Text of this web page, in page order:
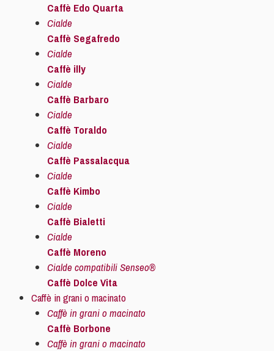
Caffè Edo Quarta
Cialde
Caffè Segafredo
Cialde
Caffè illy
Cialde
Caffè Barbaro
Cialde
Caffè Toraldo
Cialde
Caffè Passalacqua
Cialde
Caffè Kimbo
Cialde
Caffè Bialetti
Cialde
Caffè Moreno
Cialde compatibili Senseo®
Caffè Dolce Vita
Caffè in grani o macinato
Caffè in grani o macinato
Caffè Borbone
Caffè in grani o macinato